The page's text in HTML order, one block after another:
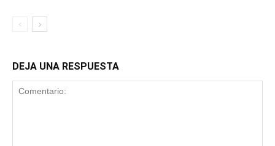
DEJA UNA RESPUESTA